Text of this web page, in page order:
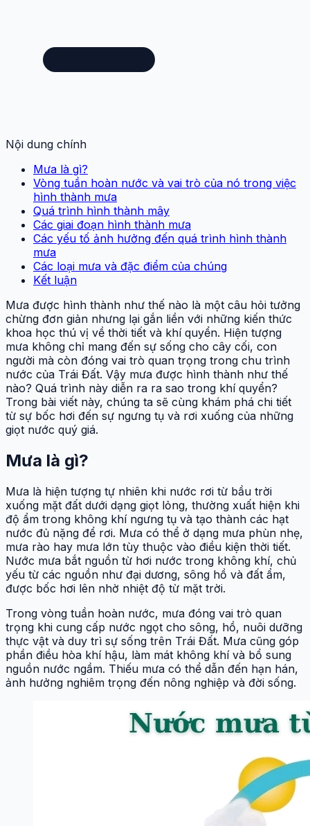
Nội dung chính
Mưa là gì?
Vòng tuần hoàn nước và vai trò của nó trong việc
hình thành mưa
Quá trình hình thành mây
Các giai đoạn hình thành mưa
Các yếu tố ảnh hưởng đến quá trình hình thành
mưa
Các loại mưa và đặc điểm của chúng
Kết luận
Mưa được hình thành như thế nào là một câu hỏi tưởng
chừng đơn giản nhưng lại gắn liền với những kiến thức
khoa học thú vị về thời tiết và khí quyển. Hiện tượng
mưa không chỉ mang đến sự sống cho cây cối, con
người mà còn đóng vai trò quan trọng trong chu trình
nước của Trái Đất. Vậy mưa được hình thành như thế
nào? Quá trình này diễn ra ra sao trong khí quyển?
Trong bài viết này, chúng ta sẽ cùng khám phá chi tiết
từ sự bốc hơi đến sự ngưng tụ và rơi xuống của những
giọt nước quý giá.
Mưa là gì?
Mưa là hiện tượng tự nhiên khi nước rơi từ bầu trời
xuống mặt đất dưới dạng giọt lỏng, thường xuất hiện khi
độ ẩm trong không khí ngưng tụ và tạo thành các hạt
nước đủ nặng để rơi. Mưa có thể ở dạng mưa phùn nhẹ,
mưa rào hay mưa lớn tùy thuộc vào điều kiện thời tiết.
Nước mưa bắt nguồn từ hơi nước trong không khí, chủ
yếu từ các nguồn như đại dương, sông hồ và đất ẩm,
được bốc hơi lên nhờ nhiệt độ từ mặt trời.
Trong vòng tuần hoàn nước, mưa đóng vai trò quan
trọng khi cung cấp nước ngọt cho sông, hồ, nuôi dưỡng
thực vật và duy trì sự sống trên Trái Đất. Mưa cũng góp
phần điều hòa khí hậu, làm mát không khí và bổ sung
nguồn nước ngầm. Thiếu mưa có thể dẫn đến hạn hán,
ảnh hưởng nghiêm trọng đến nông nghiệp và đời sống.